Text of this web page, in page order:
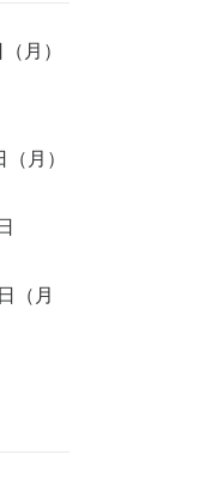
月）
月）
（月